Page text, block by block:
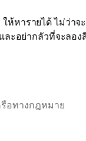
ห้หารายได้ ไม่ว่าจะ
ะอย่ากลัวที่จะลอง
อทางกฎหมาย